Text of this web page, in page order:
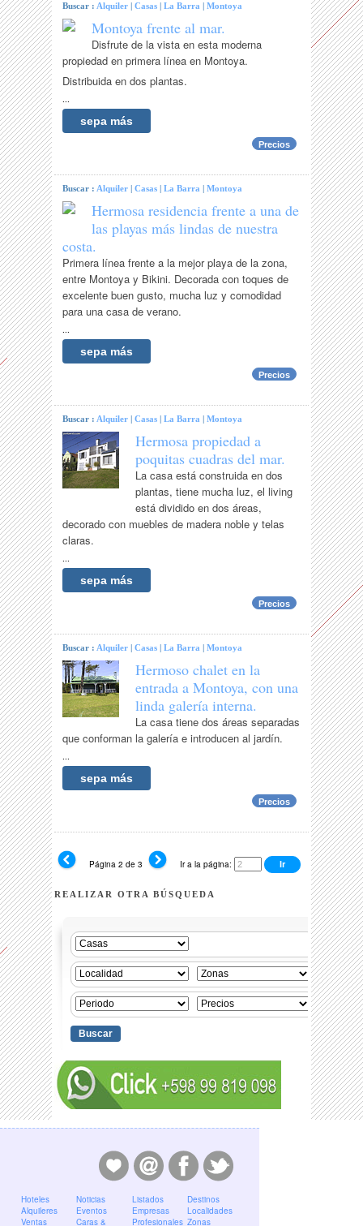
Buscar : Alquiler |Casas |La Barra |Montoya
Montoya frente al mar.
Disfrute de la vista en esta moderna
propiedad en primera línea en Montoya.
Distribuida en dos plantas.
...
sepa más
Precios
Buscar : Alquiler |Casas |La Barra |Montoya
Hermosa residencia frente a una de
las playas más lindas de nuestra
costa.
Primera línea frente a la mejor playa de la zona,
entre Montoya y Bikini. Decorada con toques de
excelente buen gusto, mucha luz y comodidad
para una casa de verano.
...
sepa más
Precios
Buscar : Alquiler |Casas |La Barra |Montoya
Hermosa propiedad a
poquitas cuadras del mar.
La casa está construida en dos
plantas, tiene mucha luz, el living
está dividido en dos áreas,
decorado con muebles de madera noble y telas
claras.
...
sepa más
Precios
Buscar : Alquiler |Casas |La Barra |Montoya
Hermoso chalet en la
entrada a Montoya, con una
linda galería interna.
La casa tiene dos áreas separadas
que conforman la galería e introducen al jardín.
...
sepa más
Precios
Página 2 de 3 Ir a la página:
REALIZAR OTRA BÚSQUEDA
Hoteles
Alquileres
Ventas
Noticias
Eventos
Caras &
Listados
Empresas
Profesionales
Destinos
Localidades
Zonas